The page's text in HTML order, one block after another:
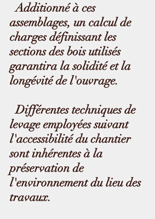
Additionné à ces
assemblages, un calcul de
charges définissant les
sections des bois utilisés
garantira la solidité et la
longévité de l'ouvrage.
Différentes techniques de
levage employées suivant
l'accessibilité du chantier
sont inhérentes à la
préservation de
l'environnement du lieu des
travaux.